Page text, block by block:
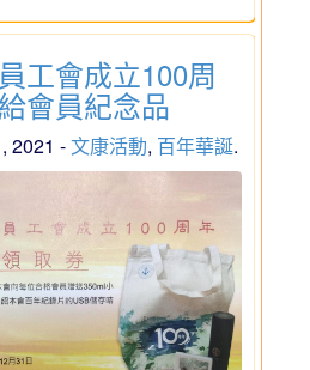
工會成立100周
會員紀念品
2021 -文康活動, 百年華誕.